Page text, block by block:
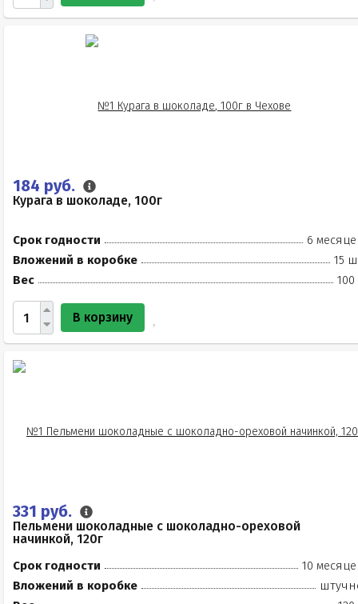
184 руб.
Курага в шоколаде, 100г
Срок годности
6
Вложений в коробке
15
Вес
100
В корзину
331 руб.
Пельмени шоколадные с шоколадно-ореховой
начинкой, 120г
Срок годности
10
Вложений в коробке